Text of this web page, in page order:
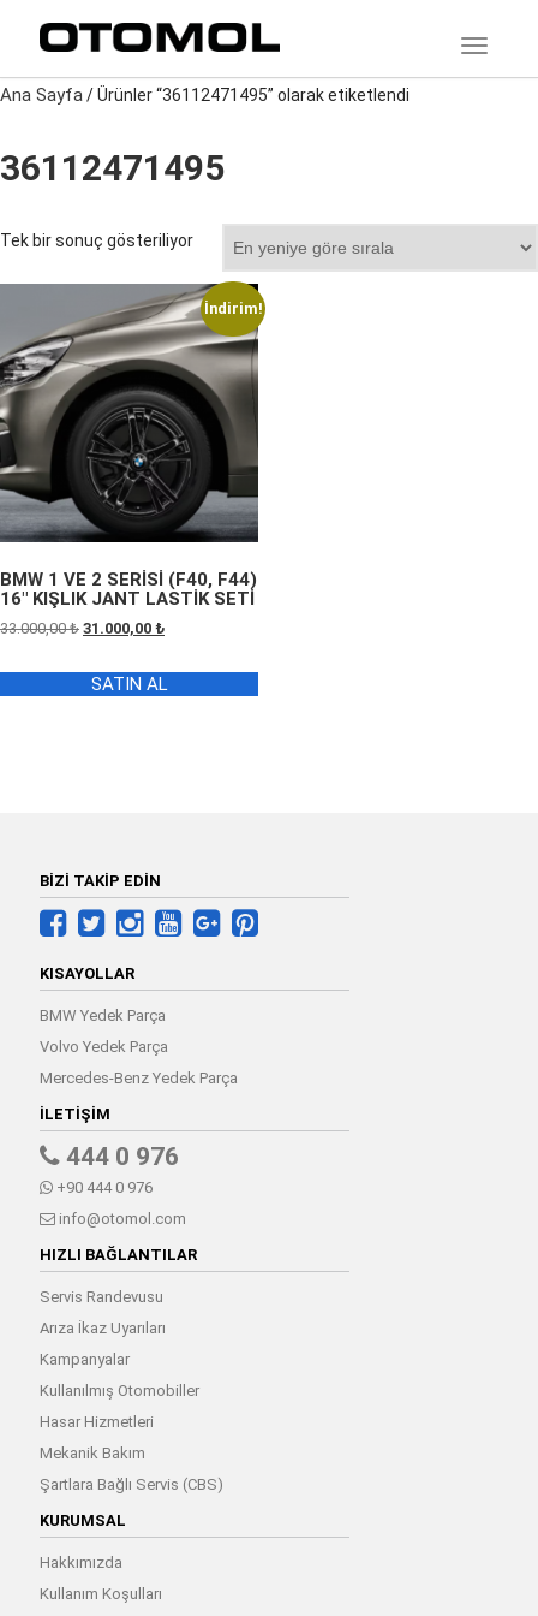
Ana Sayfa/ Ürünler “36112471495” olarak etiketlendi
36112471495
Tek bir sonuç gösteriliyor
İndirim!
BMW 1 VE 2 SERİSİ (F40, F44)
16″ KIŞLIK JANT LASTİK SETİ
33.000,00₺ Orijinal
33.000,00 ₺.
31.000,00 ₺Şu
fiyat:
31.000,00 ₺.
SATIN AL
BİZİ TAKİP EDİN
KISAYOLLAR
BMW Yedek Parça
Volvo Yedek Parça
Mercedes-Benz Yedek Parça
İLETIŞIM
444 0 976
+90 444 0 976
info@otomol.com
HIZLI BAĞLANTILAR
Servis Randevusu
Arıza İkaz Uyarıları
Kampanyalar
Kullanılmış Otomobiller
Hasar Hizmetleri
Mekanik Bakım
Şartlara Bağlı Servis (CBS)
KURUMSAL
Hakkımızda
Kullanım Koşulları